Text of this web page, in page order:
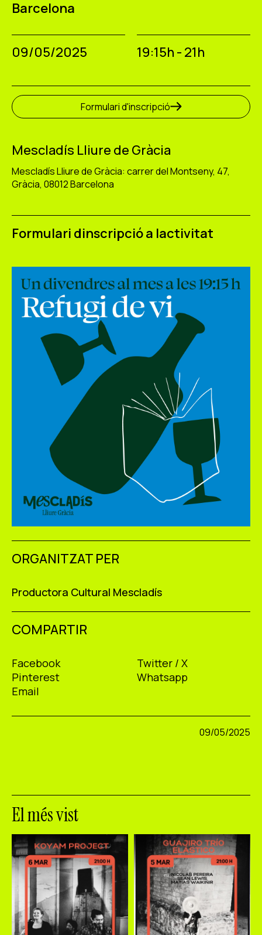
Barcelona
09/05/2025 19:15h - 21h
Formulari d'inscripció
Mescladís Lliure de Gràcia
Mescladís Lliure de Gràcia: carrer del Montseny, 47,
Gràcia, 08012 Barcelona
Formulari dinscripció a lactivitat
ORGANITZAT PER
Productora Cultural Mescladís
COMPARTIR
Facebook
Twitter / X
Pinterest
Whatsapp
Email
09/05/2025
El més vist